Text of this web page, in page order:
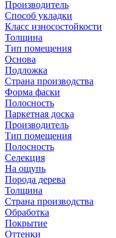
Производитель
Способ укладки
Класс износостойкости
Толщина
Тип помещения
Основа
Подложка
Страна производства
Форма фаски
Полосность
Паркетная доска
Производитель
Тип помещения
Полосность
Селекция
На ощупь
Порода дерева
Толщина
Страна производства
Обработка
Покрытие
Оттенки